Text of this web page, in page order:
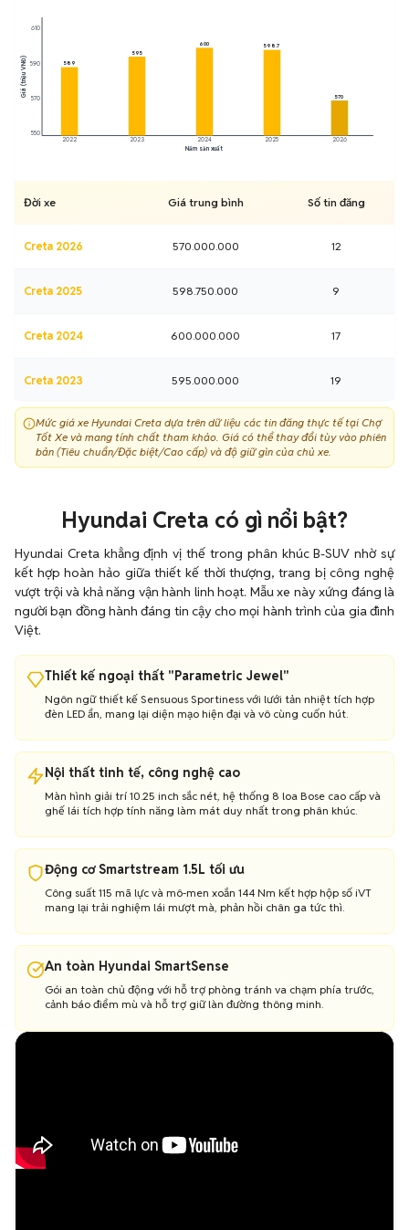
550
570
590
610
2022 2023 2024 2025 2026
589
595
600 598.7
570
Giá (triệu VNĐ)
Năm sản xuất
Đời xe Giá trung bình Số tin đăng
Creta 2026 570.000.000 12
Creta 2025 598.750.000 9
Creta 2024 600.000.000 17
Creta 2023 595.000.000 19
Creta 2022 589.000.000 43
Mức giá xe Hyundai Creta dựa trên dữ liệu các tin đăng thực tế tại Chợ
Tốt Xe và mang tính chất tham khảo. Giá có thể thay đổi tùy vào phiên
bản (Tiêu chuẩn/Đặc biệt/Cao cấp) và độ giữ gìn của chủ xe.
Hyundai Creta có gì nổi bật?
Hyundai Creta khẳng định vị thế trong phân khúc B-SUV nhờ sự
kết hợp hoàn hảo giữa thiết kế thời thượng, trang bị công nghệ
vượt trội và khả năng vận hành linh hoạt. Mẫu xe này xứng đáng là
người bạn đồng hành đáng tin cậy cho mọi hành trình của gia đình
Việt.
Thiết kế ngoại thất "Parametric Jewel"
Ngôn ngữ thiết kế Sensuous Sportiness với lưới tản nhiệt tích hợp
đèn LED ẩn, mang lại diện mạo hiện đại và vô cùng cuốn hút.
Nội thất tinh tế, công nghệ cao
Màn hình giải trí 10.25 inch sắc nét, hệ thống 8 loa Bose cao cấp và
ghế lái tích hợp tính năng làm mát duy nhất trong phân khúc.
Động cơ Smartstream 1.5L tối ưu
Công suất 115 mã lực và mô-men xoắn 144 Nm kết hợp hộp số iVT
mang lại trải nghiệm lái mượt mà, phản hồi chân ga tức thì.
An toàn Hyundai SmartSense
Gói an toàn chủ động với hỗ trợ phòng tránh va chạm phía trước,
cảnh báo điểm mù và hỗ trợ giữ làn đường thông minh.